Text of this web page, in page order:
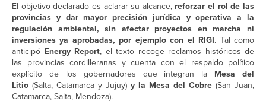
El objetivo declarado es aclarar su alcance, reforzar el rol de las
provincias y dar mayor precisión jurídica y operativa a la
regulación ambiental, sin afectar proyectos en marcha ni
inversiones ya aprobadas, por ejemplo con el RIGI. Tal como
anticipó Energy Report, el texto recoge reclamos históricos de
las provincias cordilleranas y cuenta con el respaldo político
explícito de los gobernadores que integran la Mesa del
Litio (Salta, Catamarca y Jujuy) y la Mesa del Cobre (San Juan,
Catamarca, Salta, Mendoza).